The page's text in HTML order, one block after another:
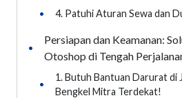
•
4. Patuhi Aturan Sewa dan
•
Persiapan dan Keamanan:
Otoshop di Tengah
•
1. Butuh Bantuan Darurat di
Bengkel Mitra Terdekat!